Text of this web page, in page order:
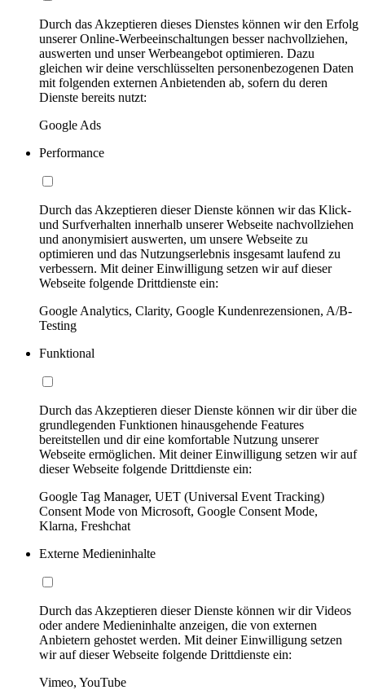
Durch das Akzeptieren dieses Dienstes können wir den Erfolg
unserer Online-Werbeeinschaltungen besser nachvollziehen,
auswerten und unser Werbeangebot optimieren. Dazu
gleichen wir deine verschlüsselten personenbezogenen Daten
mit folgenden externen Anbietenden ab, sofern du deren
Dienste bereits nutzt:
Google Ads
Performance
Durch das Akzeptieren dieser Dienste können wir das Klick-
und Surfverhalten innerhalb unserer Webseite nachvollziehen
und anonymisiert auswerten, um unsere Webseite zu
optimieren und das Nutzungserlebnis insgesamt laufend zu
verbessern. Mit deiner Einwilligung setzen wir auf dieser
Webseite folgende Drittdienste ein:
Google Analytics, Clarity, Google Kundenrezensionen, A/B-
Testing
Funktional
Durch das Akzeptieren dieser Dienste können wir dir über die
grundlegenden Funktionen hinausgehende Features
bereitstellen und dir eine komfortable Nutzung unserer
Webseite ermöglichen. Mit deiner Einwilligung setzen wir auf
dieser Webseite folgende Drittdienste ein:
Google Tag Manager, UET (Universal Event Tracking)
Consent Mode von Microsoft, Google Consent Mode,
Klarna, Freshchat
Externe Medieninhalte
Durch das Akzeptieren dieser Dienste können wir dir Videos
oder andere Medieninhalte anzeigen, die von externen
Anbietern gehostet werden. Mit deiner Einwilligung setzen
wir auf dieser Webseite folgende Drittdienste ein:
Vimeo, YouTube